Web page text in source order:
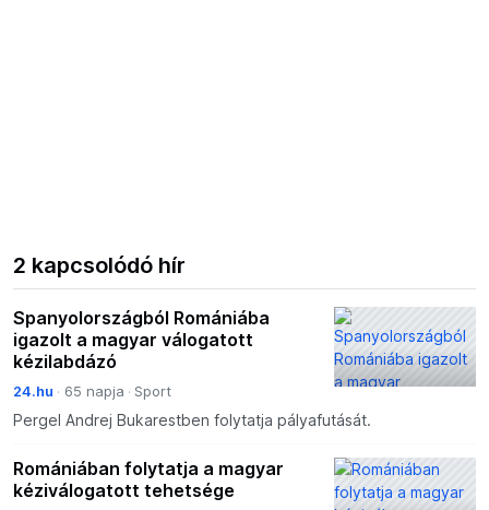
2 kapcsolódó hír
Spanyolországból Romániába
igazolt a magyar válogatott
kézilabdázó
24.hu 65 napja Sport
Pergel Andrej Bukarestben folytatja pályafutását.
Romániában folytatja a magyar
kéziválogatott tehetsége